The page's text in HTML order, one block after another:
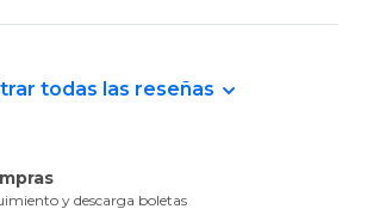
todas las reseñas
y descarga boletas